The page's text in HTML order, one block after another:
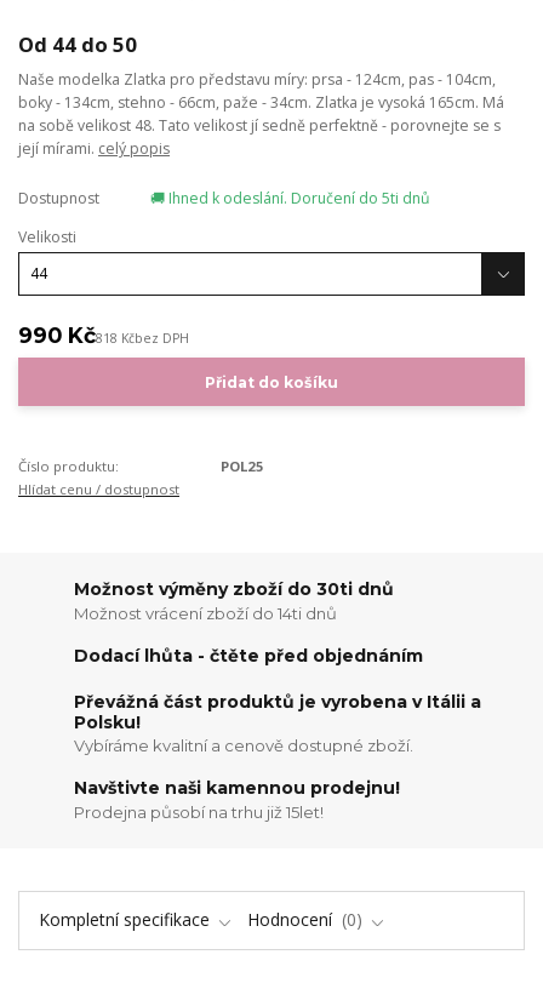
Od 44 do 50
Naše modelka Zlatka pro představu míry: prsa - 124cm, pas - 104cm,
boky - 134cm, stehno - 66cm, paže - 34cm. Zlatka je vysoká 165cm. Má
na sobě velikost 48. Tato velikost jí sedně perfektně - porovnejte se s
její mírami. celý popis
Dostupnost
🚚 Ihned k odeslání. Doručení do 5ti dnů
Velikosti
990 Kč818 Kčbez DPH
Přidat do košíku
Číslo produktu:
POL25
Hlídat cenu / dostupnost
Možnost výměny zboží do 30ti dnů
Možnost vrácení zboží do 14ti dnů
Dodací lhůta - čtěte před objednáním
Převážná část produktů je vyrobena v Itálii a
Polsku!
Vybíráme kvalitní a cenově dostupné zboží.
Navštivte naši kamennou prodejnu!
Prodejna působí na trhu již 15let!
Kompletní specifikace Hodnocení 0